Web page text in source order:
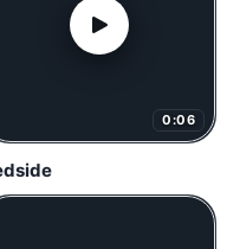
0:06